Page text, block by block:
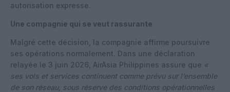
autorisation expresse.
Une compagnie qui se veut rassurante
Malgré cette décision, la compagnie affirme poursuivre
ses opérations normalement. Dans une déclaration
relayée le 3 juin 2026, AirAsia Philippines assure que «
ses vols et services continuent comme prévu sur l’ensemble
de son réseau, sous réserve des conditions opérationnelles